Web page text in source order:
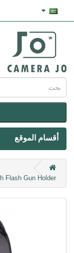
أقسام الموقع
Flash Gun Holder